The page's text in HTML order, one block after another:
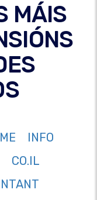
MÁIS
INFO
CO.IL